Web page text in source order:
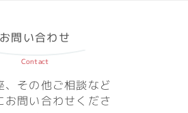
お問い合わせ
Contact
、その他ご相談など
お問い合わせくださ